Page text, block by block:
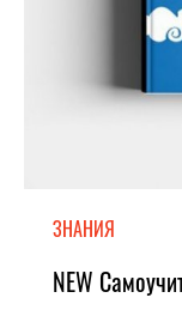
ЗНАНИЯ
NEW